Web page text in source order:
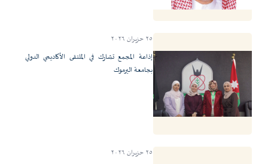
٢٥ حزيران ٢٠٢٦
إذاعة المجمع تشارك في الملتقى الأكاديمي الدولي
بجامعة اليرموك
٢٥ حزيران ٢٠٢٦